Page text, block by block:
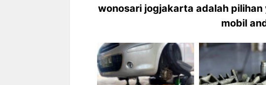
wonosari jogjakarta adalah
mobil